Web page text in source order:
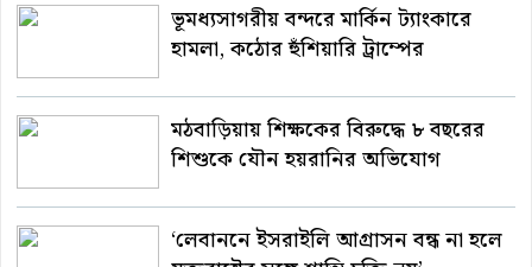
ভূমধ্যসাগরীয় বন্দরে মার্কিন ট্যাংকারে
হামলা, কঠোর হুঁশিয়ারি ট্রাম্পের
মঠবাড়িয়ায় শিক্ষকের বিরুদ্ধে ৮ বছরের
শিশুকে যৌন হয়রানির অভিযোগ
‘লেবাননে ইসরাইলি আগ্রাসন বন্ধ না হলে